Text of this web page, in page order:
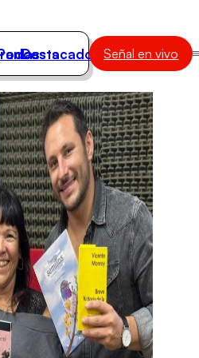
Destacados Señal en vivo